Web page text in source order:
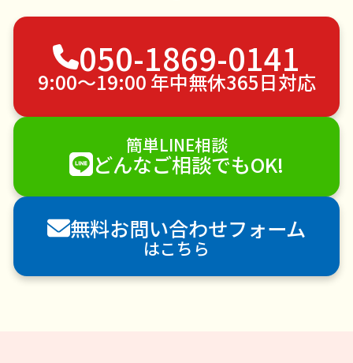
ゴキブリ駆除
不用品回収
ゴミ屋敷片付け
植木の剪定
植木の伐採
手すり取り付け
ペットのお世話
エアコンクリーニング
DIY・日曜大工
ハウスクリーニング
雪かき・雪下ろし
電球交換
襖（ふすま）の張替え
空き家管理
各種代行
害獣駆除
防草シート施工
ナメクジ駆除
害虫駆除
050-1869-0141
9:00〜19:00 年中無休365日対応
簡単LINE相談
どんなご相談でもOK!
無料お問い合わせフォーム
はこちら